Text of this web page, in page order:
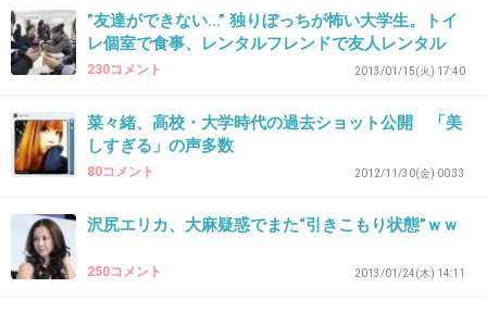
35. 匿名 2013/01/26(土) 11:57:14
>>7
胸負けた(;_;)
-0
レンタルお姉さんか、前にレンタル友達っていうのがある
って聞いた事があるよ。
”友達ができない…” 独りぼっちが怖い大学生。トイ
レ個室で食事、レンタルフレンドで友人レンタル
230コメント 2013/01/15(火) 17:40
菜々緒、高校・大学時代の過去ショット公開 「美
しすぎる」の声多数
80コメント 2012/11/30(金) 00:33
沢尻エリカ、大麻疑惑でまた“引きこもり状態”ｗｗ
250コメント 2013/01/24(木) 14:11